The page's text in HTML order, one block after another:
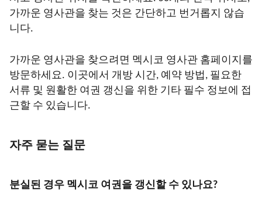
가까운 영사관을 찾는 것은 간단하고 번거롭지 않습
니다.
가까운 영사관을 찾으려면 멕시코 영사관 홈페이지를
방문하세요. 이곳에서 개방 시간, 예약 방법, 필요한
서류 및 원활한 여권 갱신을 위한 기타 필수 정보에 접
근할 수 있습니다.
자주 묻는 질문
분실된 경우 멕시코 여권을 갱신할 수 있나요?